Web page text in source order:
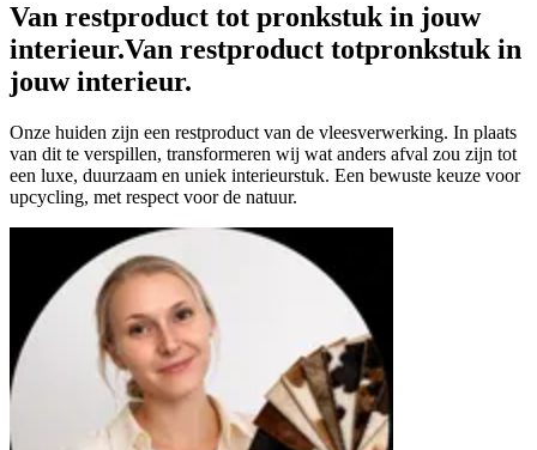
Van restproduct tot pronkstuk in jouw
interieur.Van restproduct totpronkstuk in
jouw interieur.
Onze huiden zijn een restproduct van de vleesverwerking. In plaats
van dit te verspillen, transformeren wij wat anders afval zou zijn tot
een luxe, duurzaam en uniek interieurstuk. Een bewuste keuze voor
upcycling, met respect voor de natuur.